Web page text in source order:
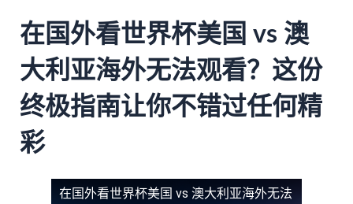
在国外看世界杯美国 vs 澳
大利亚海外无法观看？这份
终极指南让你不错过任何精
彩
在国外看世界杯美国 vs 澳大利亚海外无法